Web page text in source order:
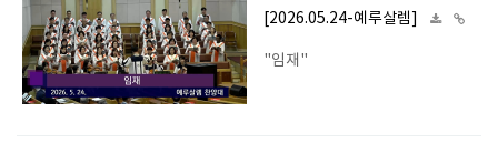
[2026.05.24-예루살렘]
"임재"